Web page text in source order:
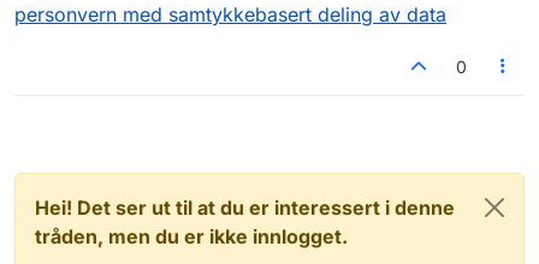
personvern med samtykkebasert deling av data
0
Hei! Det ser ut til at du er interessert i denne
tråden, men du er ikke innlogget.